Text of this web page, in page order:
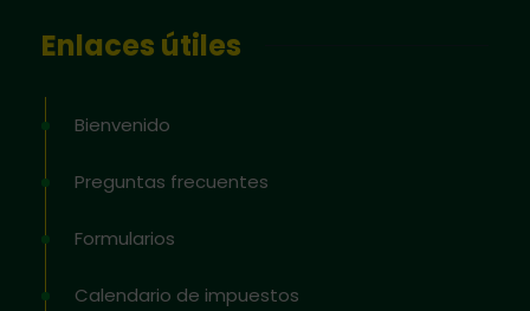
Enlaces útiles
Bienvenido
Preguntas frecuentes
Formularios
Calendario de impuestos